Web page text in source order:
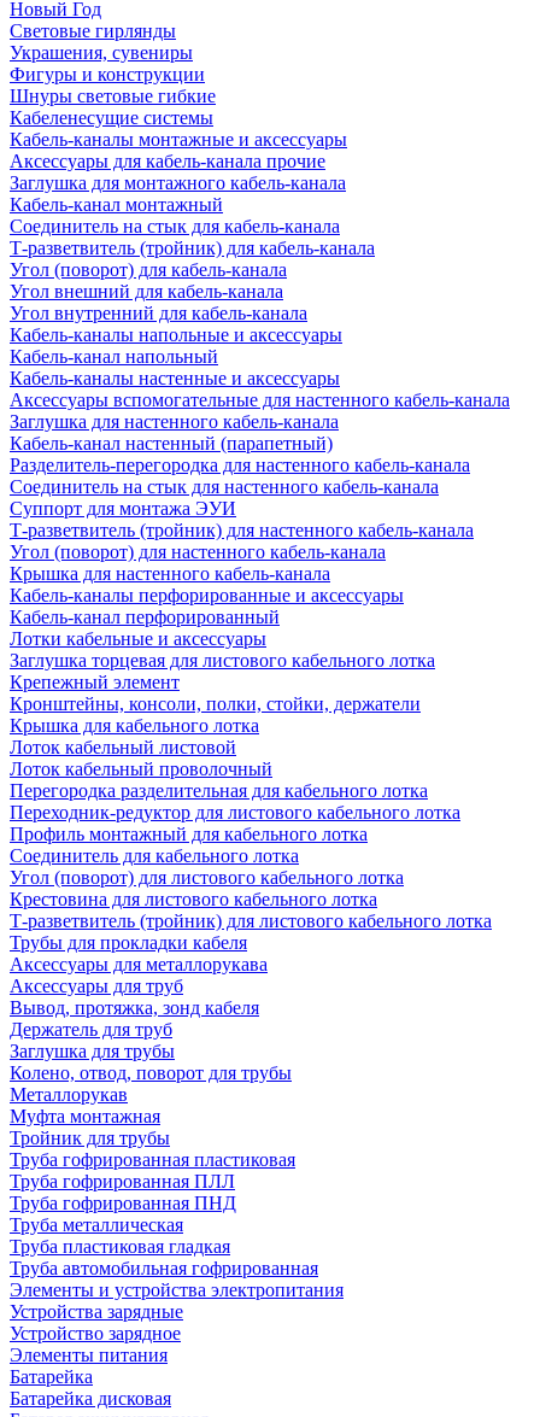
Новый Год
Световые гирлянды
Украшения, сувениры
Фигуры и конструкции
Шнуры световые гибкие
Кабеленесущие системы
Кабель-каналы монтажные и аксессуары
Аксессуары для кабель-канала прочие
Заглушка для монтажного кабель-канала
Кабель-канал монтажный
Соединитель на стык для кабель-канала
Т-разветвитель (тройник) для кабель-канала
Угол (поворот) для кабель-канала
Угол внешний для кабель-канала
Угол внутренний для кабель-канала
Кабель-каналы напольные и аксессуары
Кабель-канал напольный
Кабель-каналы настенные и аксессуары
Аксессуары вспомогательные для настенного кабель-канала
Заглушка для настенного кабель-канала
Кабель-канал настенный (парапетный)
Разделитель-перегородка для настенного кабель-канала
Соединитель на стык для настенного кабель-канала
Суппорт для монтажа ЭУИ
Т-разветвитель (тройник) для настенного кабель-канала
Угол (поворот) для настенного кабель-канала
Крышка для настенного кабель-канала
Кабель-каналы перфорированные и аксессуары
Кабель-канал перфорированный
Лотки кабельные и аксессуары
Заглушка торцевая для листового кабельного лотка
Крепежный элемент
Кронштейны, консоли, полки, стойки, держатели
Крышка для кабельного лотка
Лоток кабельный листовой
Лоток кабельный проволочный
Перегородка разделительная для кабельного лотка
Переходник-редуктор для листового кабельного лотка
Профиль монтажный для кабельного лотка
Соединитель для кабельного лотка
Угол (поворот) для листового кабельного лотка
Крестовина для листового кабельного лотка
Т-разветвитель (тройник) для листового кабельного лотка
Трубы для прокладки кабеля
Аксессуары для металлорукава
Аксессуары для труб
Вывод, протяжка, зонд кабеля
Держатель для труб
Заглушка для трубы
Колено, отвод, поворот для трубы
Металлорукав
Муфта монтажная
Тройник для трубы
Труба гофрированная пластиковая
Труба гофрированная ПЛЛ
Труба гофрированная ПНД
Труба металлическая
Труба пластиковая гладкая
Труба автомобильная гофрированная
Элементы и устройства электропитания
Устройства зарядные
Устройство зарядное
Элементы питания
Батарейка
Батарейка дисковая